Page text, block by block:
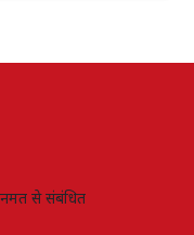
जनमत से संबंधित